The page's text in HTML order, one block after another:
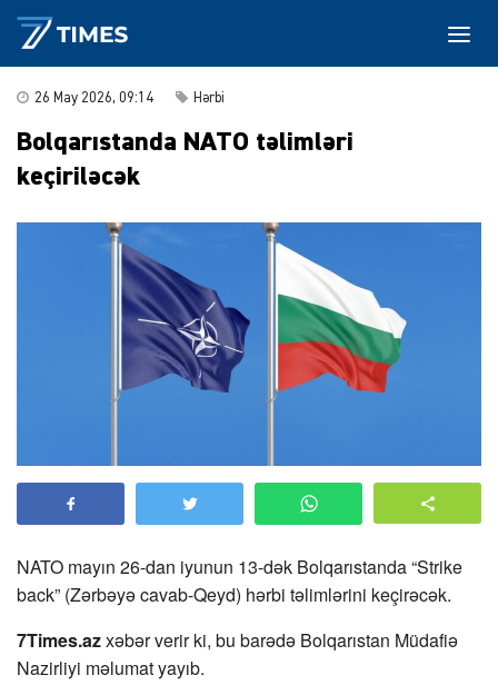
26 May 2026, 09:14 Hərbi
Bolqarıstanda NATO təlimləri
keçiriləcək
NATO mayın 26-dan iyunun 13-dək Bolqarıstanda “Strike
back” (Zərbəyə cavab-Qeyd) hərbi təlimlərini keçirəcək.
7Times.azxəbər verir ki, bu barədə Bolqarıstan Müdafiə
Nazirliyi məlumat yayıb.